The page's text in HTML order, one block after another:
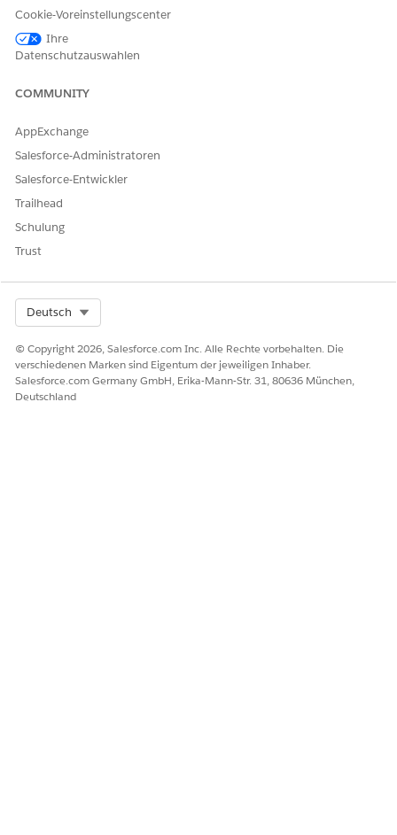
Einrichten der Kontaktaufnahme mit Kunden über E-Mail
im alten Agentforce Builder
Verbindung mit E-Mails herstellt.
Agentforce Builder
Überwachen Sie E-Mail-Unterhaltungen für Agenten, die
mit E-Mails verbunden sind.
KONNTEN SIE IHR PROBLEM MITHILFE DIESES ARTIKELS
LÖSEN?
Geben Sie uns Feedback, damit wir uns verbessern können.
Cookie-Voreinstellungscenter
Ihre
Datenschutzauswahlen
COMMUNITY
AppExchange
Salesforce-Administratoren
Salesforce-Entwickler
Trailhead
Schulung
Trust
Deutsch
© Copyright 2026, Salesforce.com Inc. Alle Rechte vorbehalten. Die
verschiedenen Marken sind Eigentum der jeweiligen Inhaber.
Salesforce.com Germany GmbH, Erika-Mann-Str. 31, 80636 München,
Deutschland